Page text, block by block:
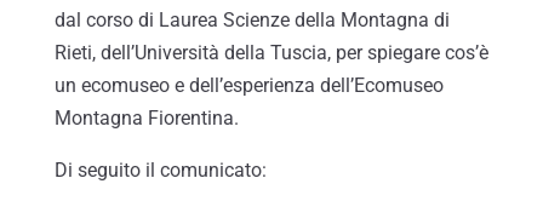
dal corso di Laurea Scienze della Montagna di
Rieti, dell’Università della Tuscia, per spiegare cos’è
un ecomuseo e dell’esperienza dell’Ecomuseo
Montagna Fiorentina.
Di seguito il comunicato: